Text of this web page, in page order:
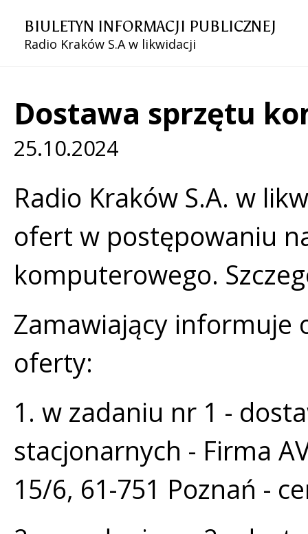
BIULETYN INFORMACJI PUBLICZNEJ
Radio Kraków S.A w likwidacji
Dostawa sprzętu
25.10.2024
Treść
Radio Kraków S.A. w
ofert w postępowaniu
komputerowego.
Zamawiający informuje
oferty:
1. w zadaniu nr 1 -
stacjonarnych - Firma
15/6, 61-751 Poznań -